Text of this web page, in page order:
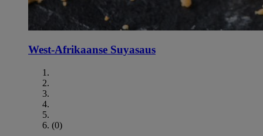
West-Afrikaanse Suyasaus
(0)